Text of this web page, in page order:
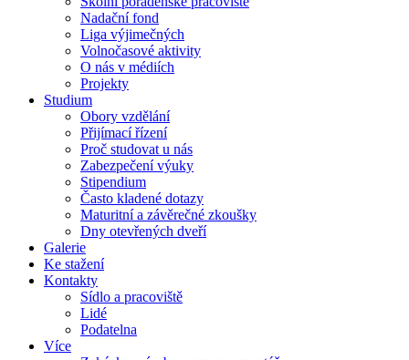
Nadační fond
Liga výjimečných
Volnočasové aktivity
O nás v médiích
Projekty
Studium
Obory vzdělání
Přijímací řízení
Proč studovat u nás
Zabezpečení výuky
Stipendium
Často kladené dotazy
Maturitní a závěrečné zkoušky
Dny otevřených dveří
Galerie
Ke stažení
Kontakty
Sídlo a pracoviště
Lidé
Podatelna
Více